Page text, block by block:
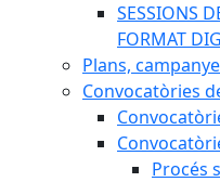
SESSIONS
FORMAT
Plans,
Convocatòries
Procés